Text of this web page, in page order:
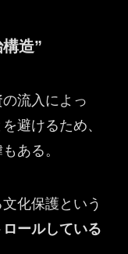
造”
流入によっ
避けるため、
ある。
化保護という
ロールしている